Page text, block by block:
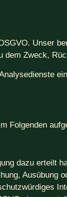
Unser
dem Zweck,
Folgenden
dazu erteilt
Ausübung